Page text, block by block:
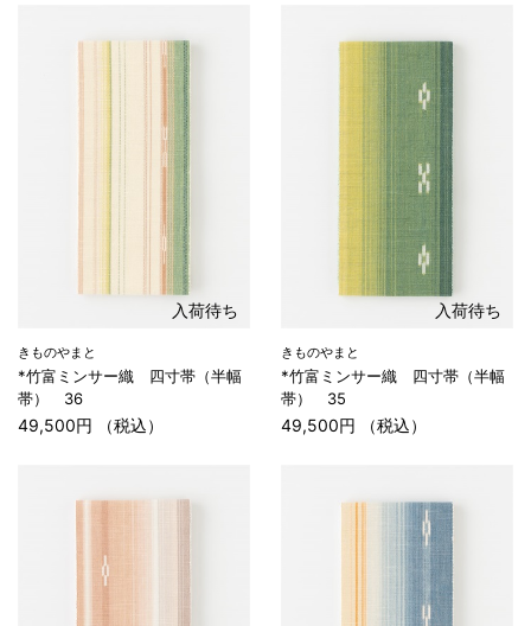
入荷待ち
きものやまと
*竹富ミンサー織 四寸帯（半幅
帯） 36
49,500円 （税込）
入荷待ち
きものやまと
*竹富ミンサー織 四寸帯（半幅
帯） 35
49,500円 （税込）